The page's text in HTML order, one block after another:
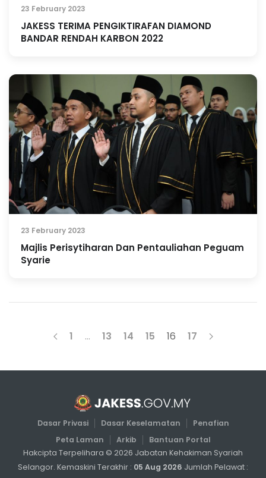
23 February 2023
JAKESS TERIMA PENGIKTIRAFAN DIAMOND
BANDAR RENDAH KARBON 2022
23 February 2023
Majlis Perisytiharan Dan Pentauliahan Peguam
Syarie
1 … 13 14 15 16 17
Dasar Privasi Dasar Keselamatan
Penafian
Peta Laman
Arkib
Bantuan Portal
Hakcipta Terpelihara © 2026 Jabatan Kehakiman Syariah
Selangor. Kemaskini Terakhir : 05 Aug 2026 Jumlah Pelawat :